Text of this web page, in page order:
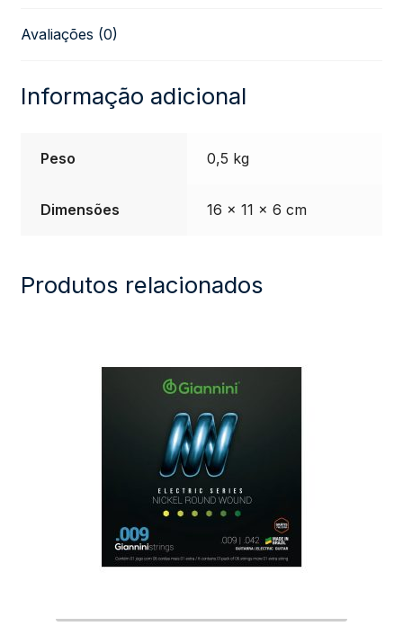
Nylgut
Highg
Avaliações (0)
Informação adicional
Peso 0,5 kg
Dimensões 16 × 11 × 6 cm
Produtos relacionados